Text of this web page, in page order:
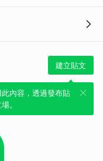
建立貼文
內容，透過發布貼
。